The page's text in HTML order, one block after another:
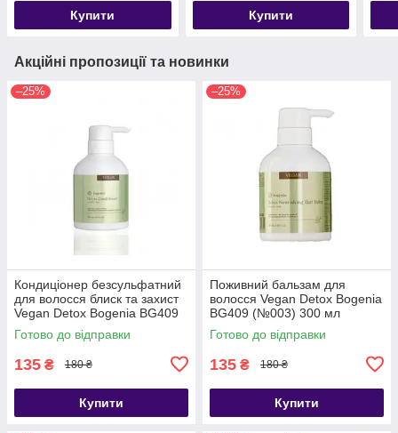
Купити Купити
Акційні пропозиції та новинки
–25%
Кондиціонер безсульфатний
для волосся блиск та захист
Vegan Detox Bogenia BG409
(№002) 300 мл
Готово до відправки
135 ₴ 180 ₴
Купити
–25%
Поживний бальзам для
волосся Vegan Detox Bogenia
BG409 (№003) 300 мл
Готово до відправки
135 ₴ 180 ₴
Купити